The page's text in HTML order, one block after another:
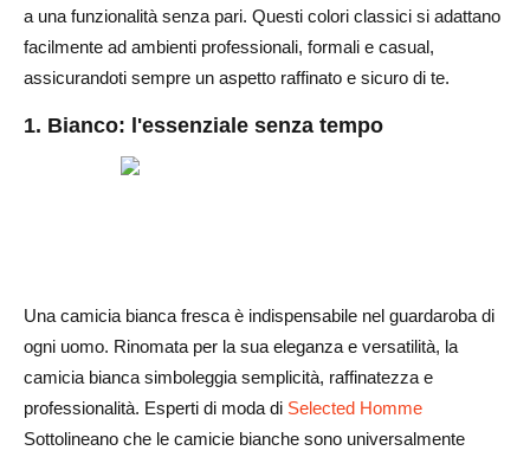
a una funzionalità senza pari. Questi colori classici si adattano
facilmente ad ambienti professionali, formali e casual,
assicurandoti sempre un aspetto raffinato e sicuro di te.
1. Bianco: l'essenziale senza tempo
Una camicia bianca fresca è indispensabile nel guardaroba di
ogni uomo. Rinomata per la sua eleganza e versatilità, la
camicia bianca simboleggia semplicità, raffinatezza e
professionalità. Esperti di moda di Selected Homme
Sottolineano che le camicie bianche sono universalmente